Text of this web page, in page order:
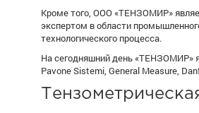
Кроме того, ООО «ТЕНЗОМИР»
экспертом в области
технологического процесса.
На сегодняшний день «ТЕНЗОМИР»
Pavone Sistemi, General Measure,